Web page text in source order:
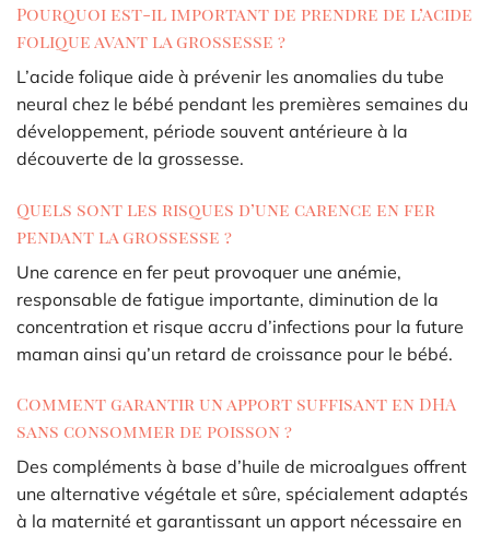
Pourquoi est-il important de prendre de l’acide
folique avant la grossesse ?
L’acide folique aide à prévenir les anomalies du tube
neural chez le bébé pendant les premières semaines du
développement, période souvent antérieure à la
découverte de la grossesse.
Quels sont les risques d’une carence en fer
pendant la grossesse ?
Une carence en fer peut provoquer une anémie,
responsable de fatigue importante, diminution de la
concentration et risque accru d’infections pour la future
maman ainsi qu’un retard de croissance pour le bébé.
Comment garantir un apport suffisant en DHA
sans consommer de poisson ?
Des compléments à base d’huile de microalgues offrent
une alternative végétale et sûre, spécialement adaptés
à la maternité et garantissant un apport nécessaire en